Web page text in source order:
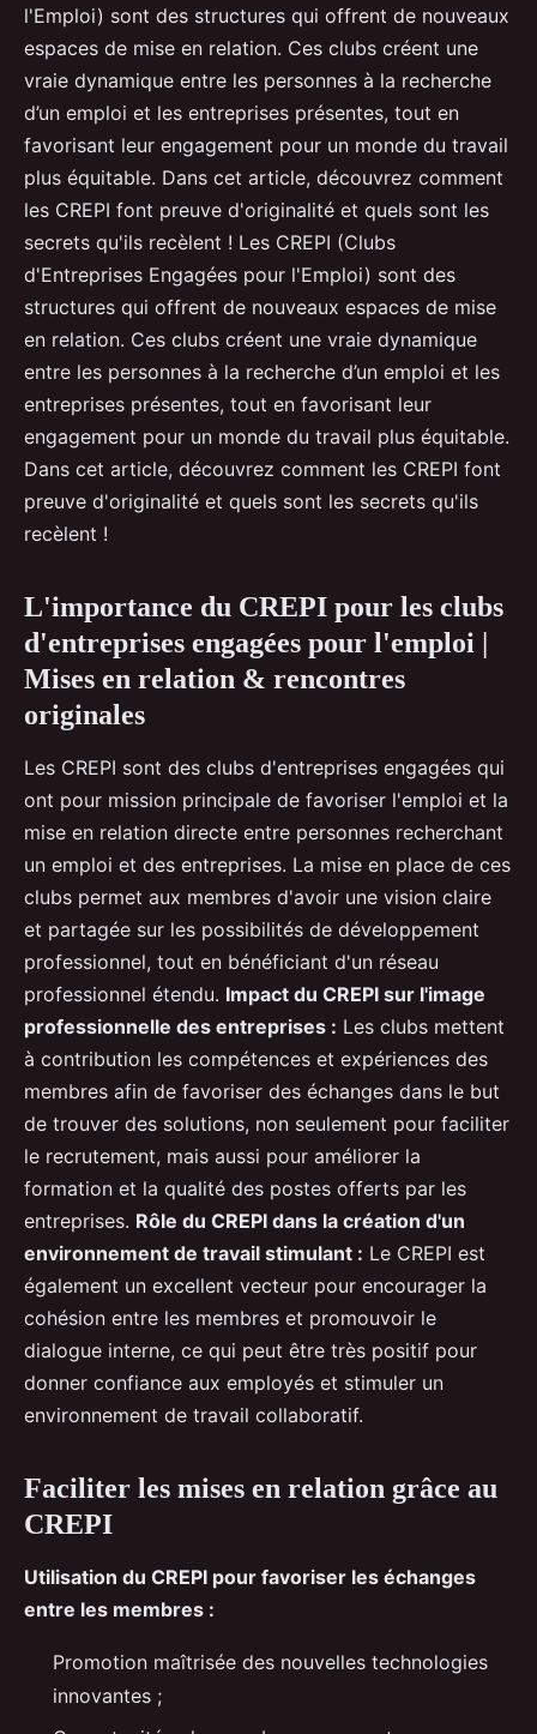
l'Emploi) sont des structures qui offrent de nouveaux
espaces de mise en relation. Ces clubs créent une
vraie dynamique entre les personnes à la recherche
d’un emploi et les entreprises présentes, tout en
favorisant leur engagement pour un monde du travail
plus équitable. Dans cet article, découvrez comment
les CREPI font preuve d'originalité et quels sont les
secrets qu'ils recèlent ! Les CREPI (Clubs
d'Entreprises Engagées pour l'Emploi) sont des
structures qui offrent de nouveaux espaces de mise
en relation. Ces clubs créent une vraie dynamique
entre les personnes à la recherche d’un emploi et les
entreprises présentes, tout en favorisant leur
engagement pour un monde du travail plus équitable.
Dans cet article, découvrez comment les CREPI font
preuve d'originalité et quels sont les secrets qu'ils
recèlent !
L'importance du CREPI pour les clubs
d'entreprises engagées pour l'emploi |
Mises en relation & rencontres
originales
Les CREPI sont des clubs d'entreprises engagées qui
ont pour mission principale de favoriser l'emploi et la
mise en relation directe entre personnes recherchant
un emploi et des entreprises. La mise en place de ces
clubs permet aux membres d'avoir une vision claire
et partagée sur les possibilités de développement
professionnel, tout en bénéficiant d'un réseau
professionnel étendu. Impact du CREPI sur l'image
professionnelle des entreprises : Les clubs mettent
à contribution les compétences et expériences des
membres afin de favoriser des échanges dans le but
de trouver des solutions, non seulement pour faciliter
le recrutement, mais aussi pour améliorer la
formation et la qualité des postes offerts par les
entreprises. Rôle du CREPI dans la création d'un
environnement de travail stimulant : Le CREPI est
également un excellent vecteur pour encourager la
cohésion entre les membres et promouvoir le
dialogue interne, ce qui peut être très positif pour
donner confiance aux employés et stimuler un
environnement de travail collaboratif.
Faciliter les mises en relation grâce au
CREPI
Utilisation du CREPI pour favoriser les échanges
entre les membres :
Promotion maîtrisée des nouvelles technologies
innovantes ;